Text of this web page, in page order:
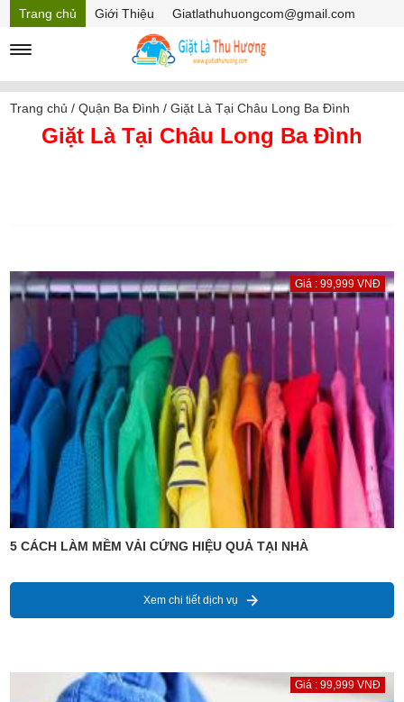
Trang chủ Giới Thiệu
Giatlathuhuongcom@gmail.com
Mã Giảm giá
Trang chủ /Quận Ba Đình /Giặt Là Tại Châu Long Ba Đình
Giặt Là Tại Châu Long Ba Đình
Giá : 99,999 VNĐ
5 CÁCH LÀM MỀM VẢI CỨNG HIỆU QUẢ TẠI NHÀ
Xem chi tiết dịch vụ
Giá : 99,999 VNĐ